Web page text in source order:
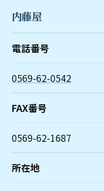
内藤屋
電話番号
0569-62-0542
FAX番号
0569-62-1687
所在地